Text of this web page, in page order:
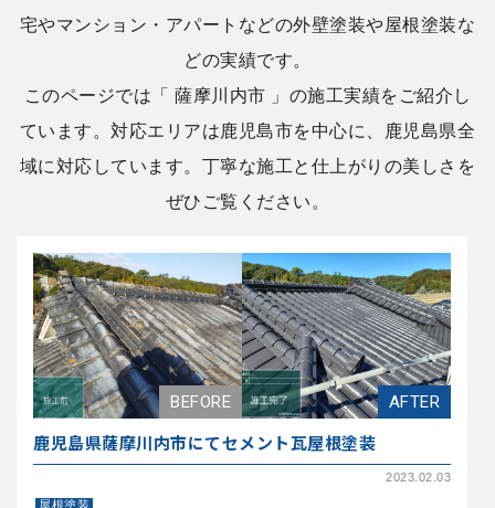
宅やマンション・アパートなどの外壁塗装や屋根塗装な
どの実績です。
このページでは「 薩摩川内市 」の施工実績をご紹介し
ています。対応エリアは鹿児島市を中心に、鹿児島県全
域に対応しています。丁寧な施工と仕上がりの美しさを
ぜひご覧ください。
鹿児島県薩摩川内市にてセメント瓦屋根塗装
2023.02.03
屋根塗装